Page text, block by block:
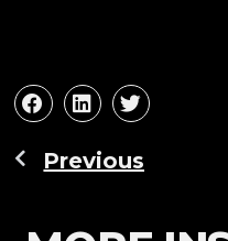
Previous